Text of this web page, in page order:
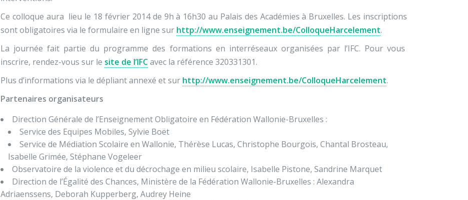
Ce colloque aura lieu le 18 février 2014 de 9h à 16h30 au Palais des Académies à Bruxelles. Les inscriptions
sont obligatoires via le formulaire en ligne sur http://www.enseignement.be/ColloqueHarcelement.
La journée fait partie du programme des formations en interréseaux organisées par l’IFC. Pour vous
inscrire, rendez-vous sur le site de l’IFCavec la référence 320331301.
Plus d’informations via le dépliant annexé et sur http://www.enseignement.be/ColloqueHarcelement.
Partenaires organisateurs
Direction Générale de l’Enseignement Obligatoire en Fédération Wallonie-Bruxelles :
Service des Equipes Mobiles, Sylvie Boët
Service de Médiation Scolaire en Wallonie, Thérèse Lucas, Christophe Bourgois, Chantal Brosteau,
Isabelle Grimée, Stéphane Vogeleer
Observatoire de la violence et du décrochage en milieu scolaire, Isabelle Pistone, Sandrine Marquet
Direction de l’Égalité des Chances, Ministère de la Fédération Wallonie-Bruxelles : Alexandra
Adriaenssens, Deborah Kupperberg, Audrey Heine